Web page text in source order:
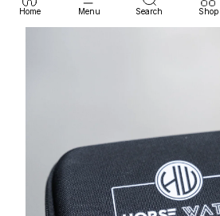
Home Menu Search Shop